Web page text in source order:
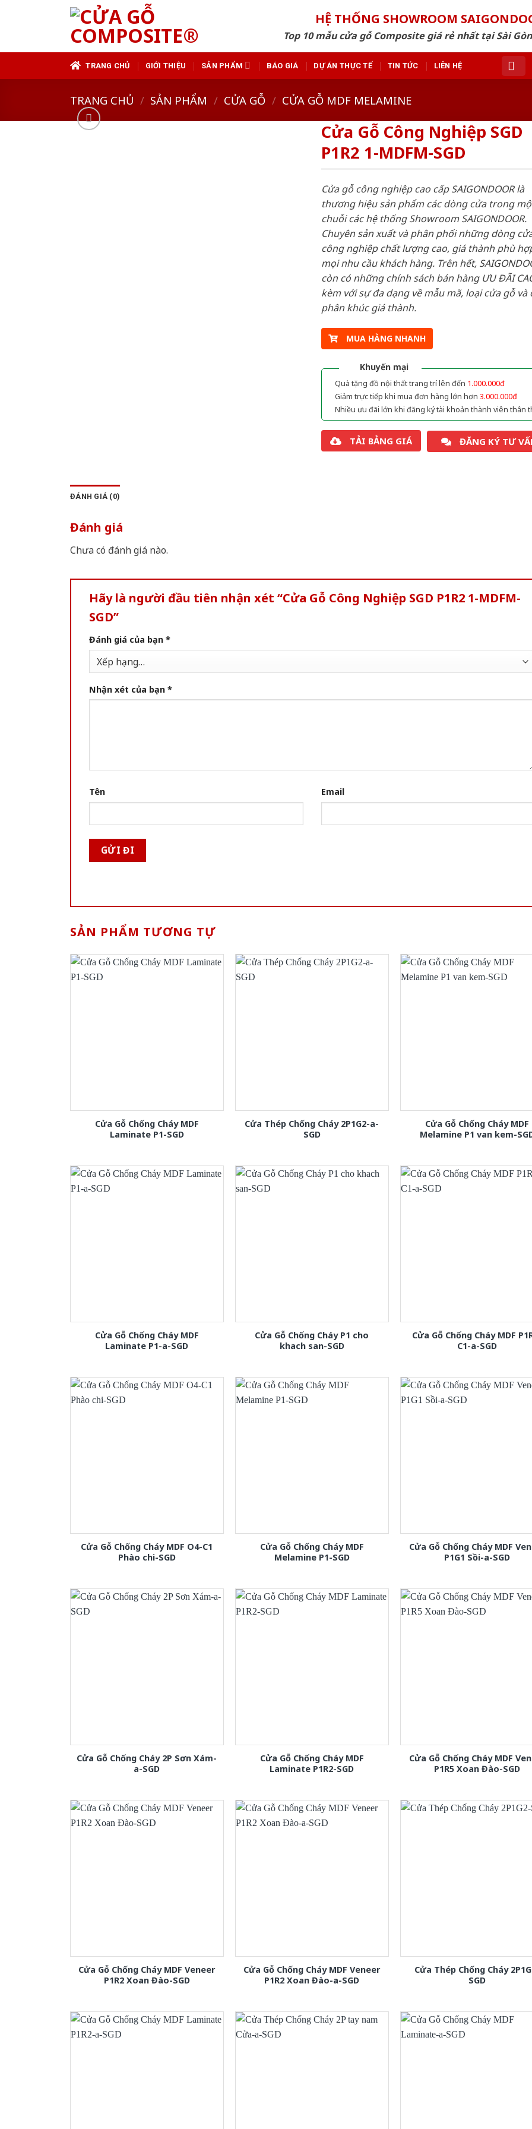
HỆ THỐNG SHOWROOM
Top 10 mẫu cửa gỗ Composite giá rẻ nhất tại Sài
TRANG CHỦ GIỚI THIỆU SẢN PHẨM BÁO GIÁ DỰ ÁN THỰC TẾ TIN TỨC LIÊN HỆ
TRANG CHỦ / SẢN PHẨM / CỬA GỖ / CỬA GỖ MDF MELAMINE
Cửa Gỗ Công Nghiệp SGD
P1R2 1-MDFM-SGD
Cửa gỗ công nghiệp cao cấp SAIGONDOOR là
thương hiệu sản phẩm các dòng cửa trong
chuỗi các hệ thống Showroom SAIGONDOOR.
Chuyên sản xuất và phân phối những dòng
công nghiệp chất lượng cao, giá thành phù
mọi nhu cầu khách hàng. Trên hết,
còn có những chính sách bán hàng ƯU ĐÃI
kèm với sự đa dạng về mẫu mã, loại cửa gỗ và
phân khúc giá thành.
MUA HÀNG NHANH
Khuyến mại
Quà tặng đồ nội thất trang trí lên đến 1.000.000đ
Giảm trực tiếp khi mua đơn hàng lớn hơn 3.000.000đ
Nhiều ưu đãi lớn khi đăng ký tài khoản thành viên thân
TẢI BẢNG GIÁ ĐĂNG KÝ TƯ
ĐÁNH GIÁ (0)
Đánh giá
Chưa có đánh giá nào.
Hãy là người đầu tiên nhận xét “Cửa Gỗ Công Nghiệp SGD P1R2 1-MDFM-
SGD”
Đánh giá của bạn *
Nhận xét của bạn *
Tên Email
SẢN PHẨM TƯƠNG TỰ
Cửa Gỗ Chống Cháy MDF
Laminate P1-SGD
Cửa Thép Chống Cháy 2P1G2-a-
SGD
Cửa Gỗ Chống Cháy MDF
Melamine P1 van kem-
Cửa Gỗ Chống Cháy MDF
Laminate P1-a-SGD
Cửa Gỗ Chống Cháy P1 cho
khach san-SGD
Cửa Gỗ Chống Cháy MDF
C1-a-SGD
Cửa Gỗ Chống Cháy MDF O4-C1
Phào chi-SGD
Cửa Gỗ Chống Cháy MDF
Melamine P1-SGD
Cửa Gỗ Chống Cháy MDF
P1G1 Sồi-a-SGD
Cửa Gỗ Chống Cháy 2P Sơn Xám-
a-SGD
Cửa Gỗ Chống Cháy MDF
Laminate P1R2-SGD
Cửa Gỗ Chống Cháy MDF
P1R5 Xoan Đào-SGD
Cửa Gỗ Chống Cháy MDF Veneer
P1R2 Xoan Đào-SGD
Cửa Gỗ Chống Cháy MDF Veneer
P1R2 Xoan Đào-a-SGD
Cửa Thép Chống Cháy
SGD